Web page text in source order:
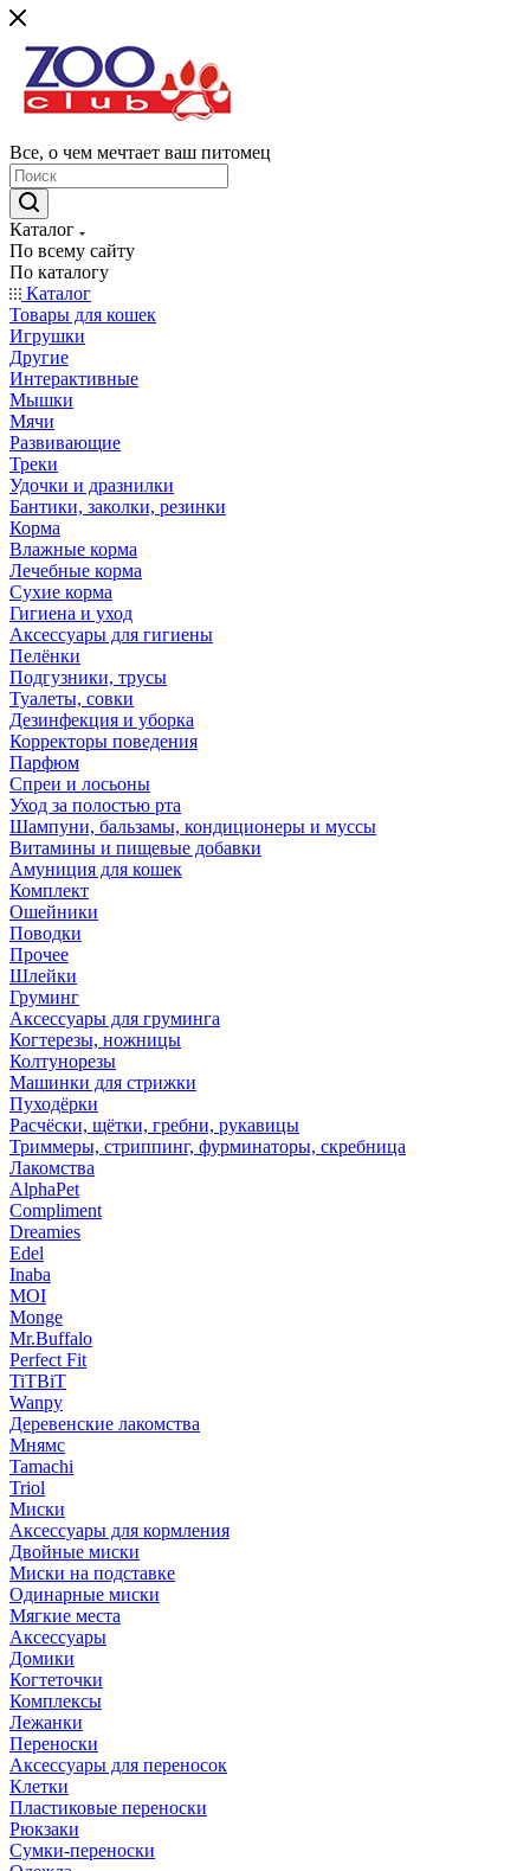
Все, о чем мечтает ваш питомец
Каталог
По всему сайту
По каталогу
Каталог
Товары для кошек
Игрушки
Другие
Интерактивные
Мышки
Мячи
Развивающие
Треки
Удочки и дразнилки
Бантики, заколки, резинки
Корма
Влажные корма
Лечебные корма
Сухие корма
Гигиена и уход
Аксессуары для гигиены
Пелёнки
Подгузники, трусы
Туалеты, совки
Дезинфекция и уборка
Корректоры поведения
Парфюм
Спреи и лосьоны
Уход за полостью рта
Шампуни, бальзамы, кондиционеры и муссы
Витамины и пищевые добавки
Амуниция для кошек
Комплект
Ошейники
Поводки
Прочее
Шлейки
Груминг
Аксессуары для груминга
Когтерезы, ножницы
Колтунорезы
Машинки для стрижки
Пуходёрки
Расчёски, щётки, гребни, рукавицы
Триммеры, стриппинг, фурминаторы, скребница
Лакомства
AlphaPet
Compliment
Dreamies
Edel
Inaba
MOI
Monge
Mr.Buffalo
Perfect Fit
TiTBiT
Wanpy
Деревенские лакомства
Мнямс
Tamachi
Triol
Миски
Аксессуары для кормления
Двойные миски
Миски на подставке
Одинарные миски
Мягкие места
Аксессуары
Домики
Когтеточки
Комплексы
Лежанки
Переноски
Аксессуары для переносок
Клетки
Пластиковые переноски
Рюкзаки
Сумки-переноски